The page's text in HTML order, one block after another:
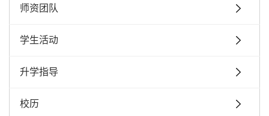
师资团队
学生活动
升学指导
校历